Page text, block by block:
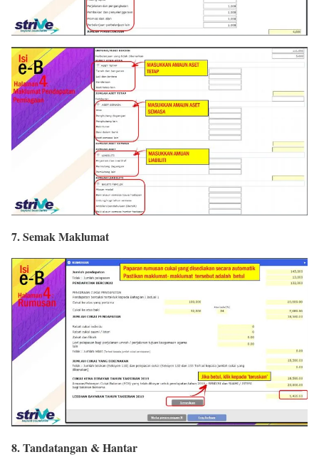
7. Semak Maklumat
8. Tandatangan & Hantar